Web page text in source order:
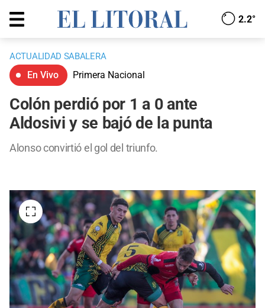
2.2°
ACTUALIDAD SABALERA
En Vivo Primera Nacional
Colón perdió por 1 a 0 ante
Aldosivi y se bajó de la punta
Alonso convirtió el gol del triunfo.